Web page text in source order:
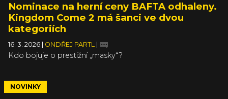
Nominace na herní ceny BAFTA odhaleny.
Kingdom Come 2 má šanci ve dvou
kategoriích
16. 3. 2026 ONDŘEJ PARTL
Kdo bojuje o prestižní „masky“?
NOVINKY